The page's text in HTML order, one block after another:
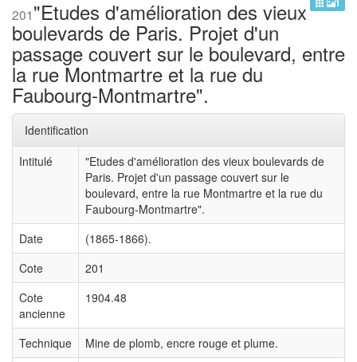
1
201"Etudes d'amélioration des vieux
boulevards de Paris. Projet d'un
passage couvert sur le boulevard, entre
la rue Montmartre et la rue du
Faubourg-Montmartre".
Identification
Intitulé
"Etudes d'amélioration des vieux boulevards de
Paris. Projet d'un passage couvert sur le
boulevard, entre la rue Montmartre et la rue du
Faubourg-Montmartre".
Date
(1865-1866).
Cote
201
Cote
ancienne
1904.48
Technique
Mine de plomb, encre rouge et plume.